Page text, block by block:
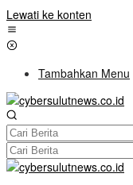
Lewati ke konten
Tambahkan Menu